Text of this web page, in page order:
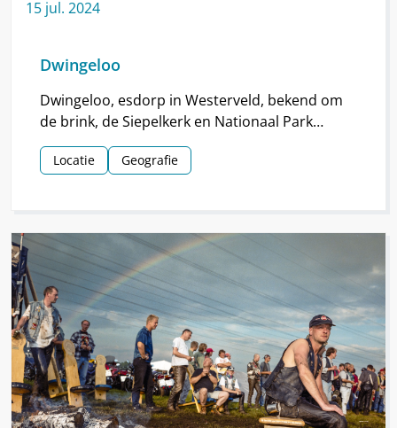
15 jul. 2024
Dwingeloo
Dwingeloo, esdorp in Westerveld, bekend om
de brink, de Siepelkerk en Nationaal Park
Dwingelderveld. Het dorp ontstond rond de
middeleeuwen.
Locatie Geografie